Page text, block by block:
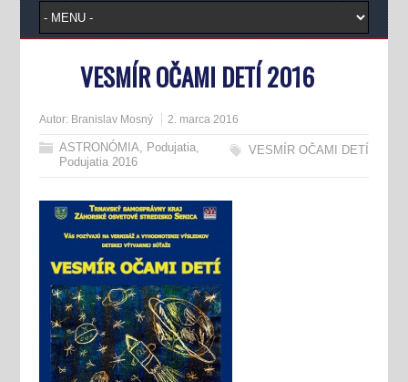
VESMÍR OČAMI DETÍ 2016
Autor: Branislav Mosný 2. marca 2016
ASTRONÓMIA, Podujatia,
Podujatia 2016
VESMÍR OČAMI DETÍ